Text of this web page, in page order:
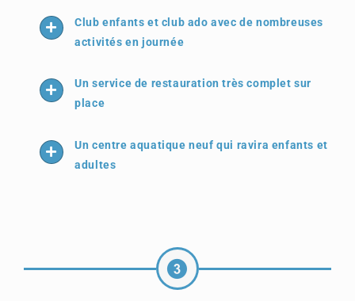
Club enfants et club ado avec de nombreuses
activités en journée
Un service de restauration très complet sur
place
Un centre aquatique neuf qui ravira enfants et
adultes